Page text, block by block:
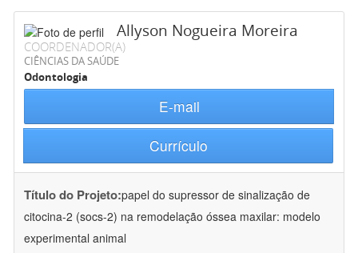
Allyson Nogueira Moreira
COORDENADOR(A)
CIÊNCIAS DA SAÚDE
Odontologia
E-mail
Currículo
Título do Projeto:papel do supressor de sinalização de
citocina-2 (socs-2) na remodelação óssea maxilar: modelo
experimental animal